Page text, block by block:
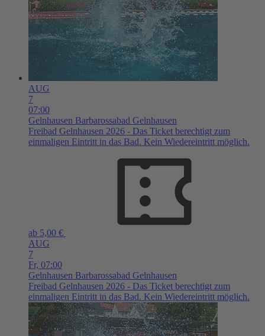
AUG
7
07:00
Gelnhausen Barbarossabad Gelnhausen
Freibad Gelnhausen 2026 - Das Ticket berechtigt zum
einmaligen Eintritt in das Bad. Kein Wiedereintritt möglich.
ab 5,00 €
AUG
7
Fr, 07:00
Gelnhausen Barbarossabad Gelnhausen
Freibad Gelnhausen 2026 - Das Ticket berechtigt zum
einmaligen Eintritt in das Bad. Kein Wiedereintritt möglich.